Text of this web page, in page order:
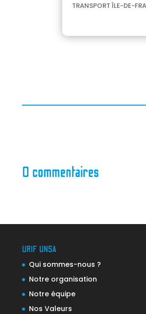
TRANSPORT ÎLE-DE-
0 commentaires
URIF UNSA
Qui sommes-nous ?
Notre organisation
Notre équipe
Nos Valeurs